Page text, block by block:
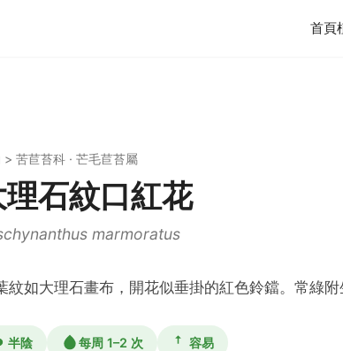
首頁
> 苦苣苔科 · 芒毛苣苔屬
理石紋口紅花
marmoratus
紋如大理石畫布，開花似垂掛的紅色鈴鐺。常綠
半陰 每周 1–2 次 容易